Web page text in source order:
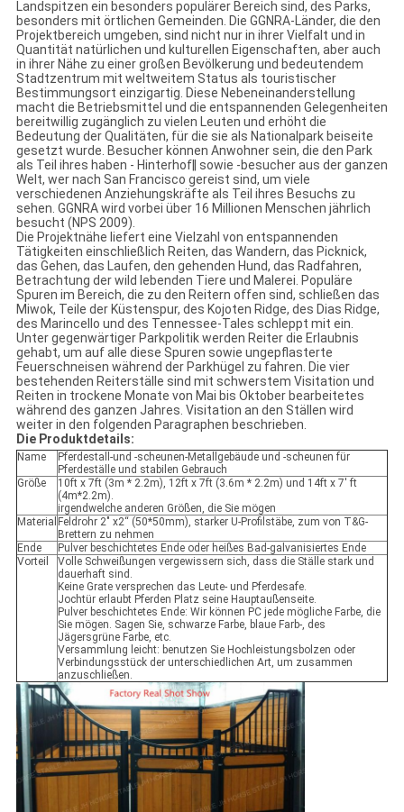
Landspitzen ein besonders populärer Bereich sind, des Parks,
besonders mit örtlichen Gemeinden. Die GGNRA-Länder, die den
Projektbereich umgeben, sind nicht nur in ihrer Vielfalt und in
Quantität natürlichen und kulturellen Eigenschaften, aber auch
in ihrer Nähe zu einer großen Bevölkerung und bedeutendem
Stadtzentrum mit weltweitem Status als touristischer
Bestimmungsort einzigartig. Diese Nebeneinanderstellung
macht die Betriebsmittel und die entspannenden Gelegenheiten
bereitwillig zugänglich zu vielen Leuten und erhöht die
Bedeutung der Qualitäten, für die sie als Nationalpark beiseite
gesetzt wurde. Besucher können Anwohner sein, die den Park
als Teil ihres haben - Hinterhof‖ sowie -besucher aus der ganzen
Welt, wer nach San Francisco gereist sind, um viele
verschiedenen Anziehungskräfte als Teil ihres Besuchs zu
sehen. GGNRA wird vorbei über 16 Millionen Menschen jährlich
besucht (NPS 2009).
Die Projektnähe liefert eine Vielzahl von entspannenden
Tätigkeiten einschließlich Reiten, das Wandern, das Picknick,
das Gehen, das Laufen, den gehenden Hund, das Radfahren,
Betrachtung der wild lebenden Tiere und Malerei. Populäre
Spuren im Bereich, die zu den Reitern offen sind, schließen das
Miwok, Teile der Küstenspur, des Kojoten Ridge, des Dias Ridge,
des Marincello und des Tennessee-Tales schleppt mit ein.
Unter gegenwärtiger Parkpolitik werden Reiter die Erlaubnis
gehabt, um auf alle diese Spuren sowie ungepflasterte
Feuerschneisen während der Parkhügel zu fahren. Die vier
bestehenden Reiterställe sind mit schwerstem Visitation und
Reiten in trockene Monate von Mai bis Oktober bearbeitetes
während des ganzen Jahres. Visitation an den Ställen wird
weiter in den folgenden Paragraphen beschrieben.
Die Produktdetails:
Name
Pferdestall-und -scheunen-Metallgebäude und -scheunen für
Pferdeställe und stabilen Gebrauch
Größe
10ft x 7ft (3m * 2.2m), 12ft x 7ft (3.6m * 2.2m) und 14ft x 7' ft
(4m*2.2m).
irgendwelche anderen Größen, die Sie mögen
Material Feldrohr 2" x2“ (50*50mm), starker U-Profilstäbe, zum von T&G-
Brettern zu nehmen
Ende
Pulver beschichtetes Ende oder heißes Bad-galvanisiertes Ende
Vorteil
Volle Schweißungen vergewissern sich, dass die Ställe stark und
dauerhaft sind.
Keine Grate versprechen das Leute- und Pferdesafe.
Jochtür erlaubt Pferden Platz seine Hauptaußenseite.
Pulver beschichtetes Ende: Wir können PC jede mögliche Farbe, die
Sie mögen. Sagen Sie, schwarze Farbe, blaue Farb-, des
Jägersgrüne Farbe, etc.
Versammlung leicht: benutzen Sie Hochleistungsbolzen oder
Verbindungsstück der unterschiedlichen Art, um zusammen
anzuschließen.